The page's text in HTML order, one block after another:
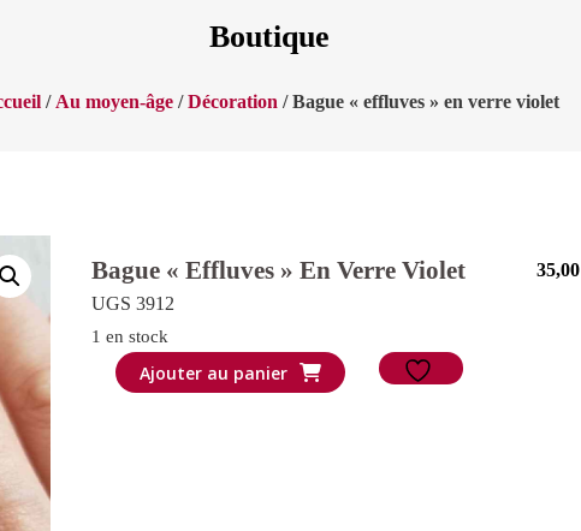
Boutique
/ Au moyen-âge/Décoration / Bague « effluves » en verre violet
Bague « Effluves » En Verre Violet 35,00
UGS 3912
1 en stock
quantitéAjouter au panier